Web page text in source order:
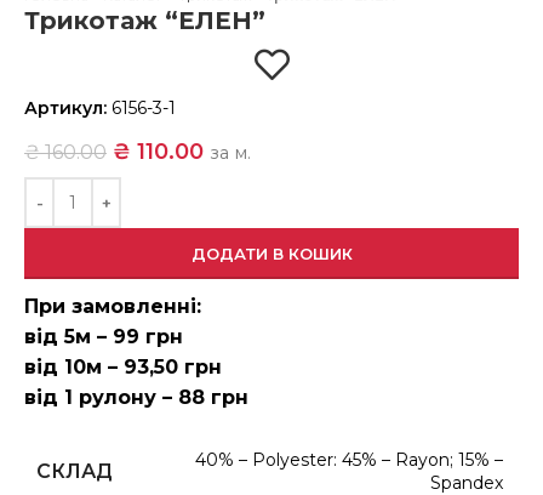
Трикотаж “ЕЛЕН”
Артикул: 6156-3-1
₴160.00 ₴ 110.00 за м.
ДОДАТИ В КОШИК
При замовленні:
від 5м – 99 грн
від 10м – 93,50 грн
від 1 рулону – 88 грн
СКЛАД
40% – Polyester: 45% – Rayon; 15% –
Spandex